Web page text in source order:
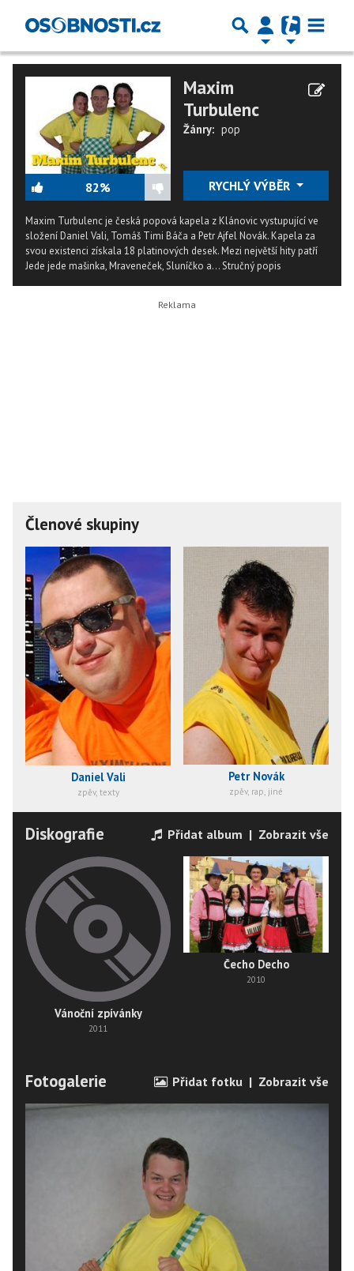
82%
Maxim
Turbulenc
Žánry: pop
RYCHLÝ VÝBĚR
Maxim Turbulenc je česká popová kapela z Klánovic vystupující ve
složení Daniel Vali, Tomáš Timi Báča a Petr Ajfel Novák. Kapela za
svou existenci získala 18 platinových desek. Mezi největší hity patří
Jede jede mašinka, Mraveneček, Sluníčko a...Stručný popis
Členové skupiny
Daniel Vali
zpěv, texty
Petr Novák
zpěv, rap, jiné
Diskografie Přidat album | Zobrazit vše
Vánoční zpívánky
2011
Čecho Decho
2010
Fotogalerie Přidat fotku | Zobrazit vše